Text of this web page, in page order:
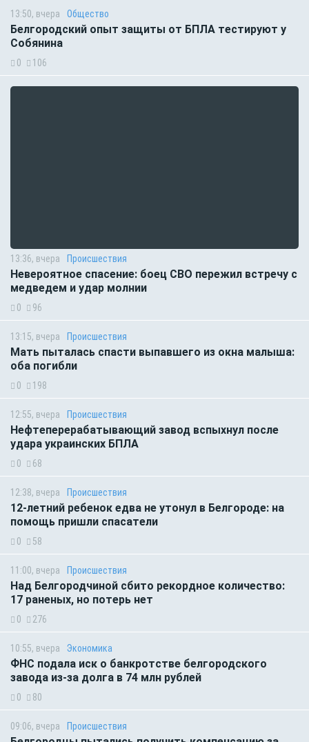
13:50, вчера Общество
Белгородский опыт защиты от БПЛА тестируют у
Собянина
0 106
13:36, вчера Происшествия
Невероятное спасение: боец СВО пережил встречу с
медведем и удар молнии
0 96
13:15, вчера Происшествия
Мать пыталась спасти выпавшего из окна малыша:
оба погибли
0 198
12:55, вчера Происшествия
Нефтеперерабатывающий завод вспыхнул после
удара украинских БПЛА
0 68
12:38, вчера Происшествия
12-летний ребенок едва не утонул в Белгороде: на
помощь пришли спасатели
0 58
11:00, вчера Происшествия
Над Белгородчиной сбито рекордное количество:
17 раненых, но потерь нет
0 276
10:55, вчера Экономика
ФНС подала иск о банкротстве белгородского
завода из-за долга в 74 млн рублей
0 80
09:06, вчера Происшествия